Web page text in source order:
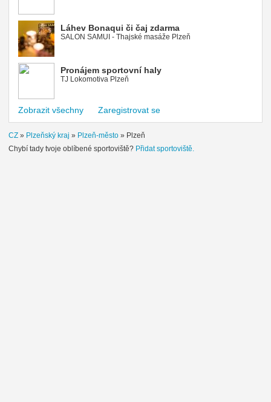
Láhev Bonaqui či čaj zdarma
SALON SAMUI - Thajské masáže Plzeň
Pronájem sportovní haly
TJ Lokomotiva Plzeň
Zobrazit všechny Zaregistrovat se
CZ » Plzeňský kraj » Plzeň-město » Plzeň
Chybí tady tvoje oblíbené sportoviště? Přidat sportoviště.